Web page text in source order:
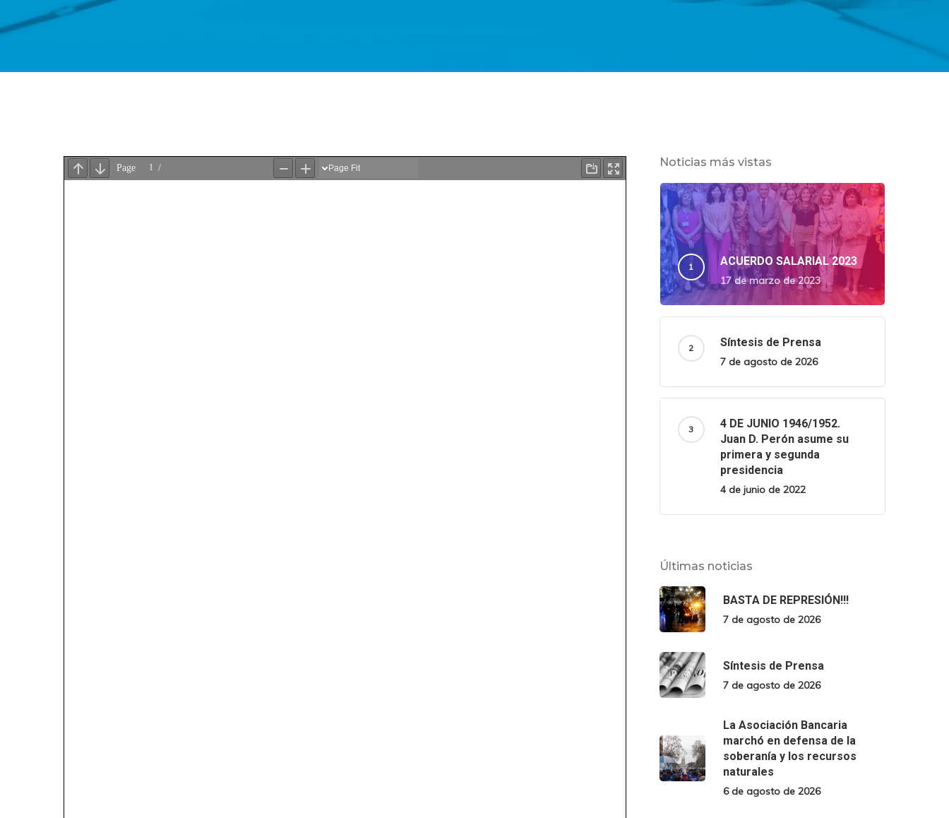
Noticias más vistas
ACUERDO SALARIAL 2023
17 de marzo de 2023
Síntesis de Prensa
7 de agosto de 2026
4 DE JUNIO 1946/1952.
Juan D. Perón asume su
primera y segunda
presidencia
4 de junio de 2022
Últimas noticias
BASTA DE REPRESIÓN!!!
7 de agosto de 2026
Síntesis de Prensa
7 de agosto de 2026
La Asociación Bancaria
marchó en defensa de la
soberanía y los recursos
naturales
6 de agosto de 2026